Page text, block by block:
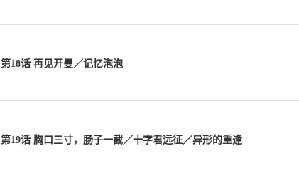
第18话 再见开曼／记忆泡泡
第19话 胸口三寸，肠子一截／十字君远征／异形的重逢